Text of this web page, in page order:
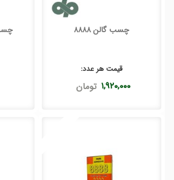
چسب گالن 8888
قیمت هر عدد:
۱,۹۲۰,۰۰۰ تومان